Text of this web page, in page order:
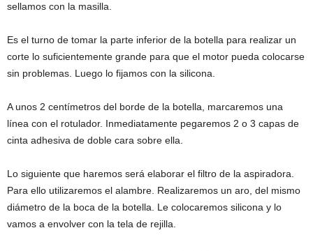
sellamos con la masilla.
Es el turno de tomar la parte inferior de la botella para realizar un
corte lo suficientemente grande para que el motor pueda colocarse
sin problemas. Luego lo fijamos con la silicona.
A unos 2 centímetros del borde de la botella, marcaremos una
línea con el rotulador. Inmediatamente pegaremos 2 o 3 capas de
cinta adhesiva de doble cara sobre ella.
Lo siguiente que haremos será elaborar el filtro de la aspiradora.
Para ello utilizaremos el alambre. Realizaremos un aro, del mismo
diámetro de la boca de la botella. Le colocaremos silicona y lo
vamos a envolver con la tela de rejilla.